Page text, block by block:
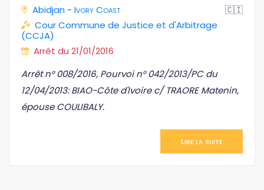
Abidjan - Ivory Coast
🇨🇮
Cour Commune de Justice et d'Arbitrage
(CCJA)
Arrêt du 21/01/2016
Arrêt n° 008/2016, Pourvoi n° 042/2013/PC du
12/04/2013: BIAO-Côte d'Ivoire c/ TRAORE Matenin,
épouse COULIBALY.
Lire la suite